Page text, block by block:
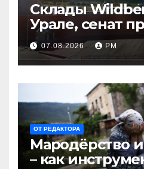
Склады
Урале, сенат
Грэму закон
07.08.2026 РМ
ОТ РЕДАКТОРА
Мародёрство
– как